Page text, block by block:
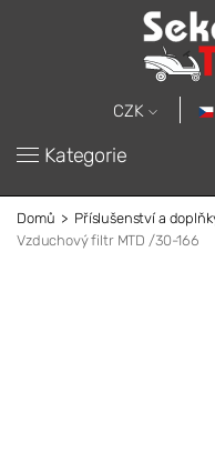
CZK
Kategorie
Domů Příslušenství a
Vzduchový filtr MTD /30-166